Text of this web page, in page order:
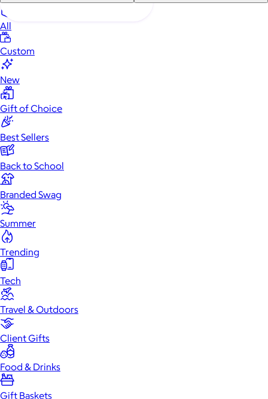
All
Custom
New
Gift of Choice
Best Sellers
Back to School
Branded Swag
Summer
Trending
Tech
Travel & Outdoors
Client Gifts
Food & Drinks
Gift Baskets